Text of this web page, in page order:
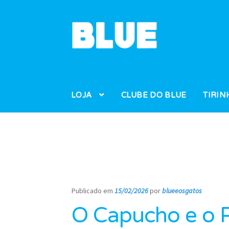
Pular
para
Pular
para
LOJA CLUBE DO BLUE
Publicado em15/02/2026porblueeosgatos
O Capucho e o